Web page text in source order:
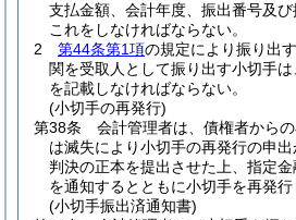
支払金額、会計年度、振出番号及
これをしなければならない。
2
第44条第1項の規定により振り出
関を受取人として振り出す小切手
を記載しなければならない。
(小切手の再発行)
第38条
会計管理者は、債権者から
は滅失により小切手の再発行の申
判決の正本を提出させた上、指定
を通知するとともに小切手を再発行
(小切手振出済通知書)